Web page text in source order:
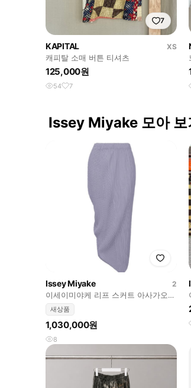
7
KAPITAL
XS
캐피탈 소매 버튼 티셔츠
125,000원
54 7
Issey Miyake 모아 보
Issey Miyake
2
이세이미야케 리프 스커트 아사가오
퍼플
새상품
1,030,000원
8